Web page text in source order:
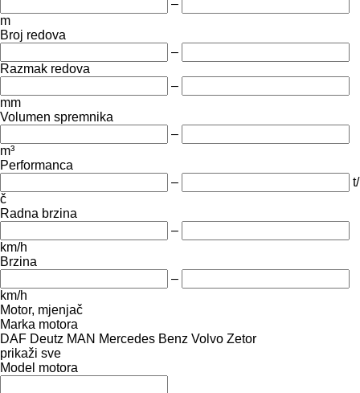
–
m
Broj redova
–
Razmak redova
–
mm
Volumen spremnika
–
m³
Performanca
–
t/
č
Radna brzina
–
km/h
Brzina
–
km/h
Motor, mjenjač
Marka motora
DAF Deutz MAN Mercedes Benz Volvo Zetor
prikaži sve
Model motora